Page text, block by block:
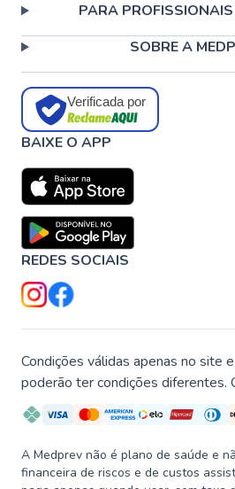
PARA
SOBRE A
Verificada por
BAIXE O APP
REDES SOCIAIS
Condições válidas apenas no site
poderão ter condições diferentes.
A Medprev não é plano de saúde e
financeira de riscos e de custos